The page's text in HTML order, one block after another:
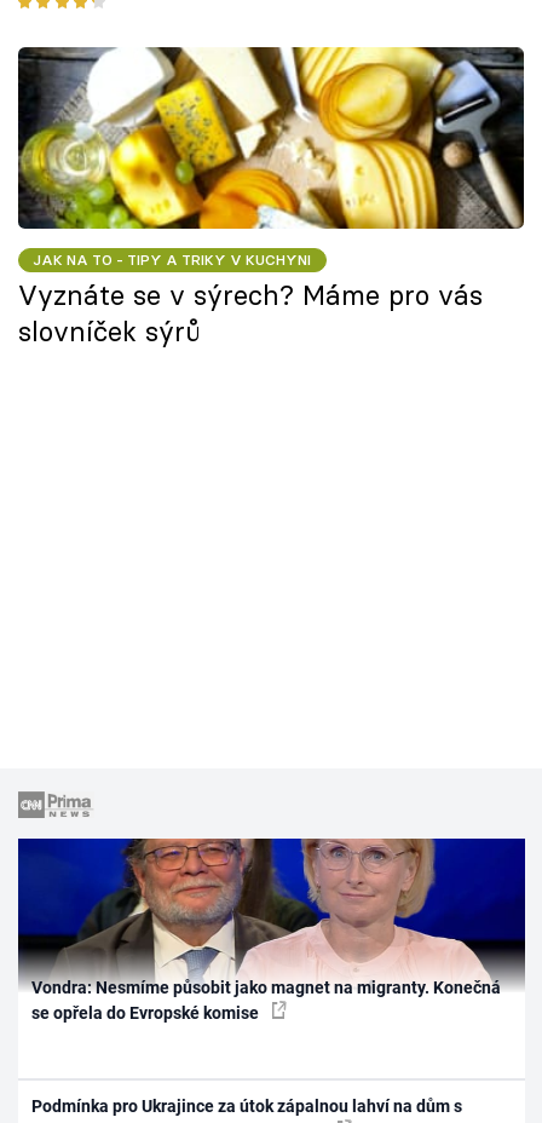
JAK NA TO - TIPY A TRIKY V KUCHYNI
Vyznáte se v sýrech? Máme pro vás
slovníček sýrů
Vondra: Nesmíme působit jako magnet na migranty. Konečná
se opřela do Evropské komise
Podmínka pro Ukrajince za útok zápalnou lahví na dům s